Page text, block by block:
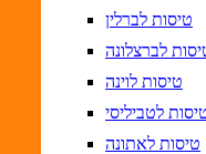
טיסות לברלין
לברצלונה
טיסות לוינה
לטביליסי
טיסות לאתונה
בחירת יעד לפני בחירת תאריך,